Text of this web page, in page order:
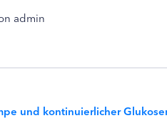
admin
und kontinuierlicher